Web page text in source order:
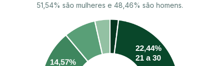
51,54% são mulheres e 48,46% são homens.